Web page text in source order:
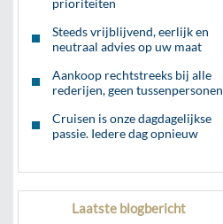
prioriteiten
Steeds vrijblijvend, eerlijk en
neutraal advies op uw maat
Aankoop rechtstreeks bij alle
rederijen, geen tussenpersonen
Cruisen is onze dagdagelijkse
passie. Iedere dag opnieuw
Laatste blogbericht